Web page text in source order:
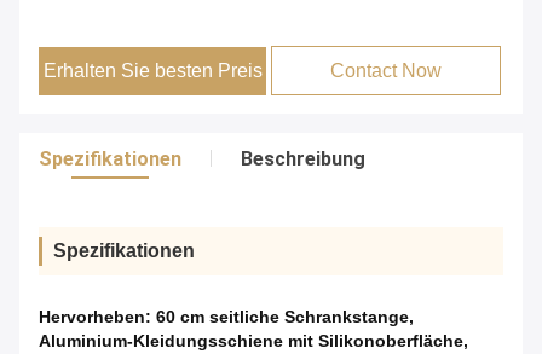
Erhalten Sie besten Preis Contact Now
Spezifikationen Beschreibung
Spezifikationen
Hervorheben: 60 cm seitliche Schrankstange,
Aluminium-Kleidungsschiene mit Silikonoberfläche,